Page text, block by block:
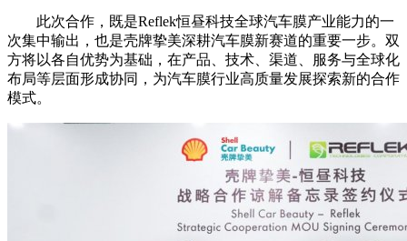
此次合作，既是Reflek恒昼科技全球汽车膜产业能力的一
次集中输出，也是壳牌挚美深耕汽车膜新赛道的重要一步。双
方将以各自优势为基础，在产品、技术、渠道、服务与全球化
布局等层面形成协同，为汽车膜行业高质量发展探索新的合作
模式。